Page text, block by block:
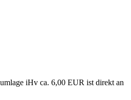
iHv ca. 6,00 EUR ist direkt an